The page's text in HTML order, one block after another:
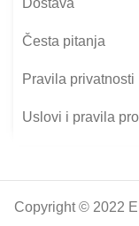
Dostava
Česta pitanja
Pravila privatnosti
Uslovi i pravila
Copyright © 2022